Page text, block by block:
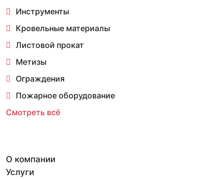
Инструменты
Кровельные материалы
Листовой прокат
Метизы
Ограждения
Пожарное оборудование
Смотреть всё
О компании
Услуги